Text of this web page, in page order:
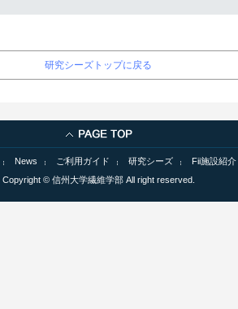
研究シーズトップに戻る
News ご利用ガイド 研究シーズ
Fii施設紹介
Copyright © 信州大学繊維学部 All right reserved.